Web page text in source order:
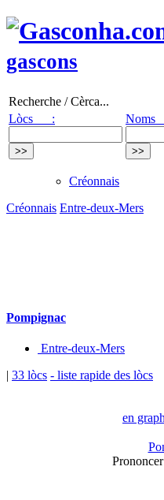
gascons
Recherche / Cèrca...
Lòcs :
Créonnais
Créonnais Entre-deux-Mers
Pompignac
Entre-deux-Mers
| 33 lòcs - liste rapide des lòcs
en